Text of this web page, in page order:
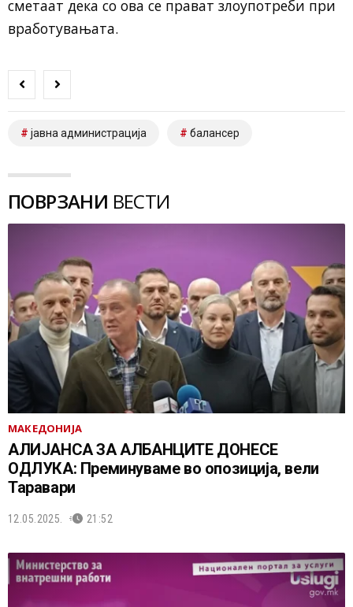
сметаат дека со ова се прават злоупотреби при
вработувањата.
јавна администрација балансер
ПОВРЗАНИ ВЕСТИ
МАКЕДОНИЈА
АЛИЈАНСА ЗА АЛБАНЦИТЕ ДОНЕСЕ
ОДЛУКА: Преминуваме во опозиција, вели
Таравари
12.05.2025. 21:52